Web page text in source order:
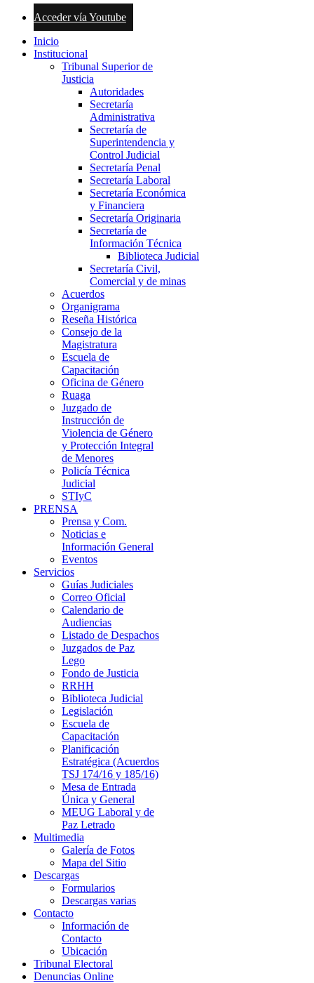
Acceder vía Youtube
Inicio
Institucional
Tribunal Superior de
Justicia
Autoridades
Secretaría
Administrativa
Secretaría de
Superintendencia y
Control Judicial
Secretaría Penal
Secretaría Laboral
Secretaría Económica
y Financiera
Secretaría Originaria
Secretaría de
Información Técnica
Biblioteca Judicial
Secretaría Civil,
Comercial y de minas
Acuerdos
Organigrama
Reseña Histórica
Consejo de la
Magistratura
Escuela de
Capacitación
Oficina de Género
Ruaga
Juzgado de
Instrucción de
Violencia de Género
y Protección Integral
de Menores
Policía Técnica
Judicial
STIyC
PRENSA
Prensa y Com.
Noticias e
Información General
Eventos
Servicios
Guías Judiciales
Correo Oficial
Calendario de
Audiencias
Listado de Despachos
Juzgados de Paz
Lego
Fondo de Justicia
RRHH
Biblioteca Judicial
Legislación
Escuela de
Capacitación
Planificación
Estratégica (Acuerdos
TSJ 174/16 y 185/16)
Mesa de Entrada
Única y General
MEUG Laboral y de
Paz Letrado
Multimedia
Galería de Fotos
Mapa del Sitio
Descargas
Formularios
Descargas varias
Contacto
Información de
Contacto
Ubicación
Tribunal Electoral
Denuncias Online